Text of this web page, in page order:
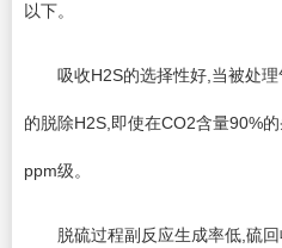
以下。
吸收H2S的选择性好,当被处理
的脱除H2S,即使在CO2含量90%
ppm级。
脱硫过程副反应生成率低,硫回